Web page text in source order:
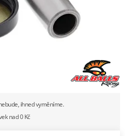
ihned vyměníme.
nad 0 Kč